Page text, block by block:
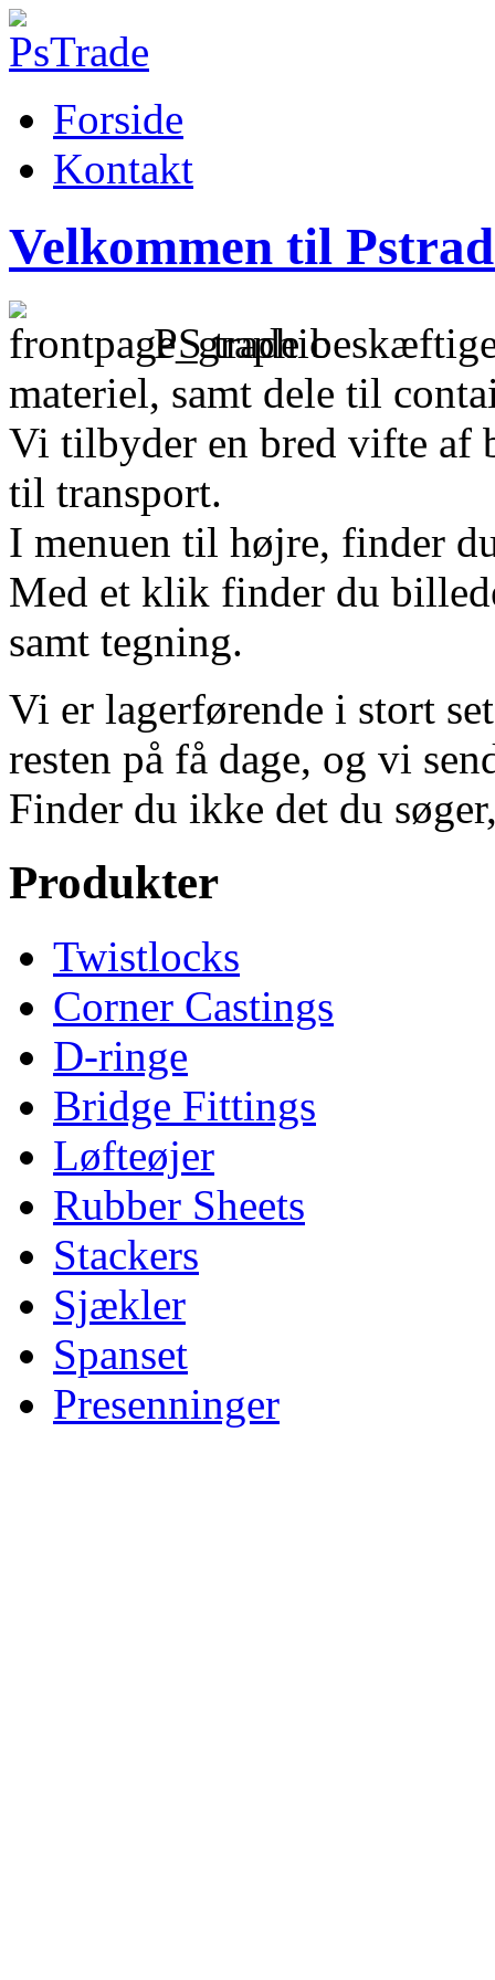
Forside
Kontakt
Velkommen til
PS trade
materiel, samt dele til
Vi tilbyder en bred vifte af
til transport.
I menuen til højre, finder
Med et klik finder du
samt tegning.
Vi er lagerførende i stort
resten på få dage, og vi
Finder du ikke det du
Produkter
Twistlocks
Corner Castings
D-ringe
Bridge Fittings
Løfteøjer
Rubber Sheets
Stackers
Sjækler
Spanset
Presenninger